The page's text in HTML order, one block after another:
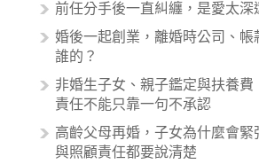
的內容其實非常多，有些案例…
前任分手後一直糾纏，是愛太深
婚後一起創業，離婚時公司、帳
誰的？
非婚生子女、親子鑑定與扶養費
責任不能只靠一句不承認
高齡父母再婚，子女為什麼會緊
與照顧責任都要說清楚